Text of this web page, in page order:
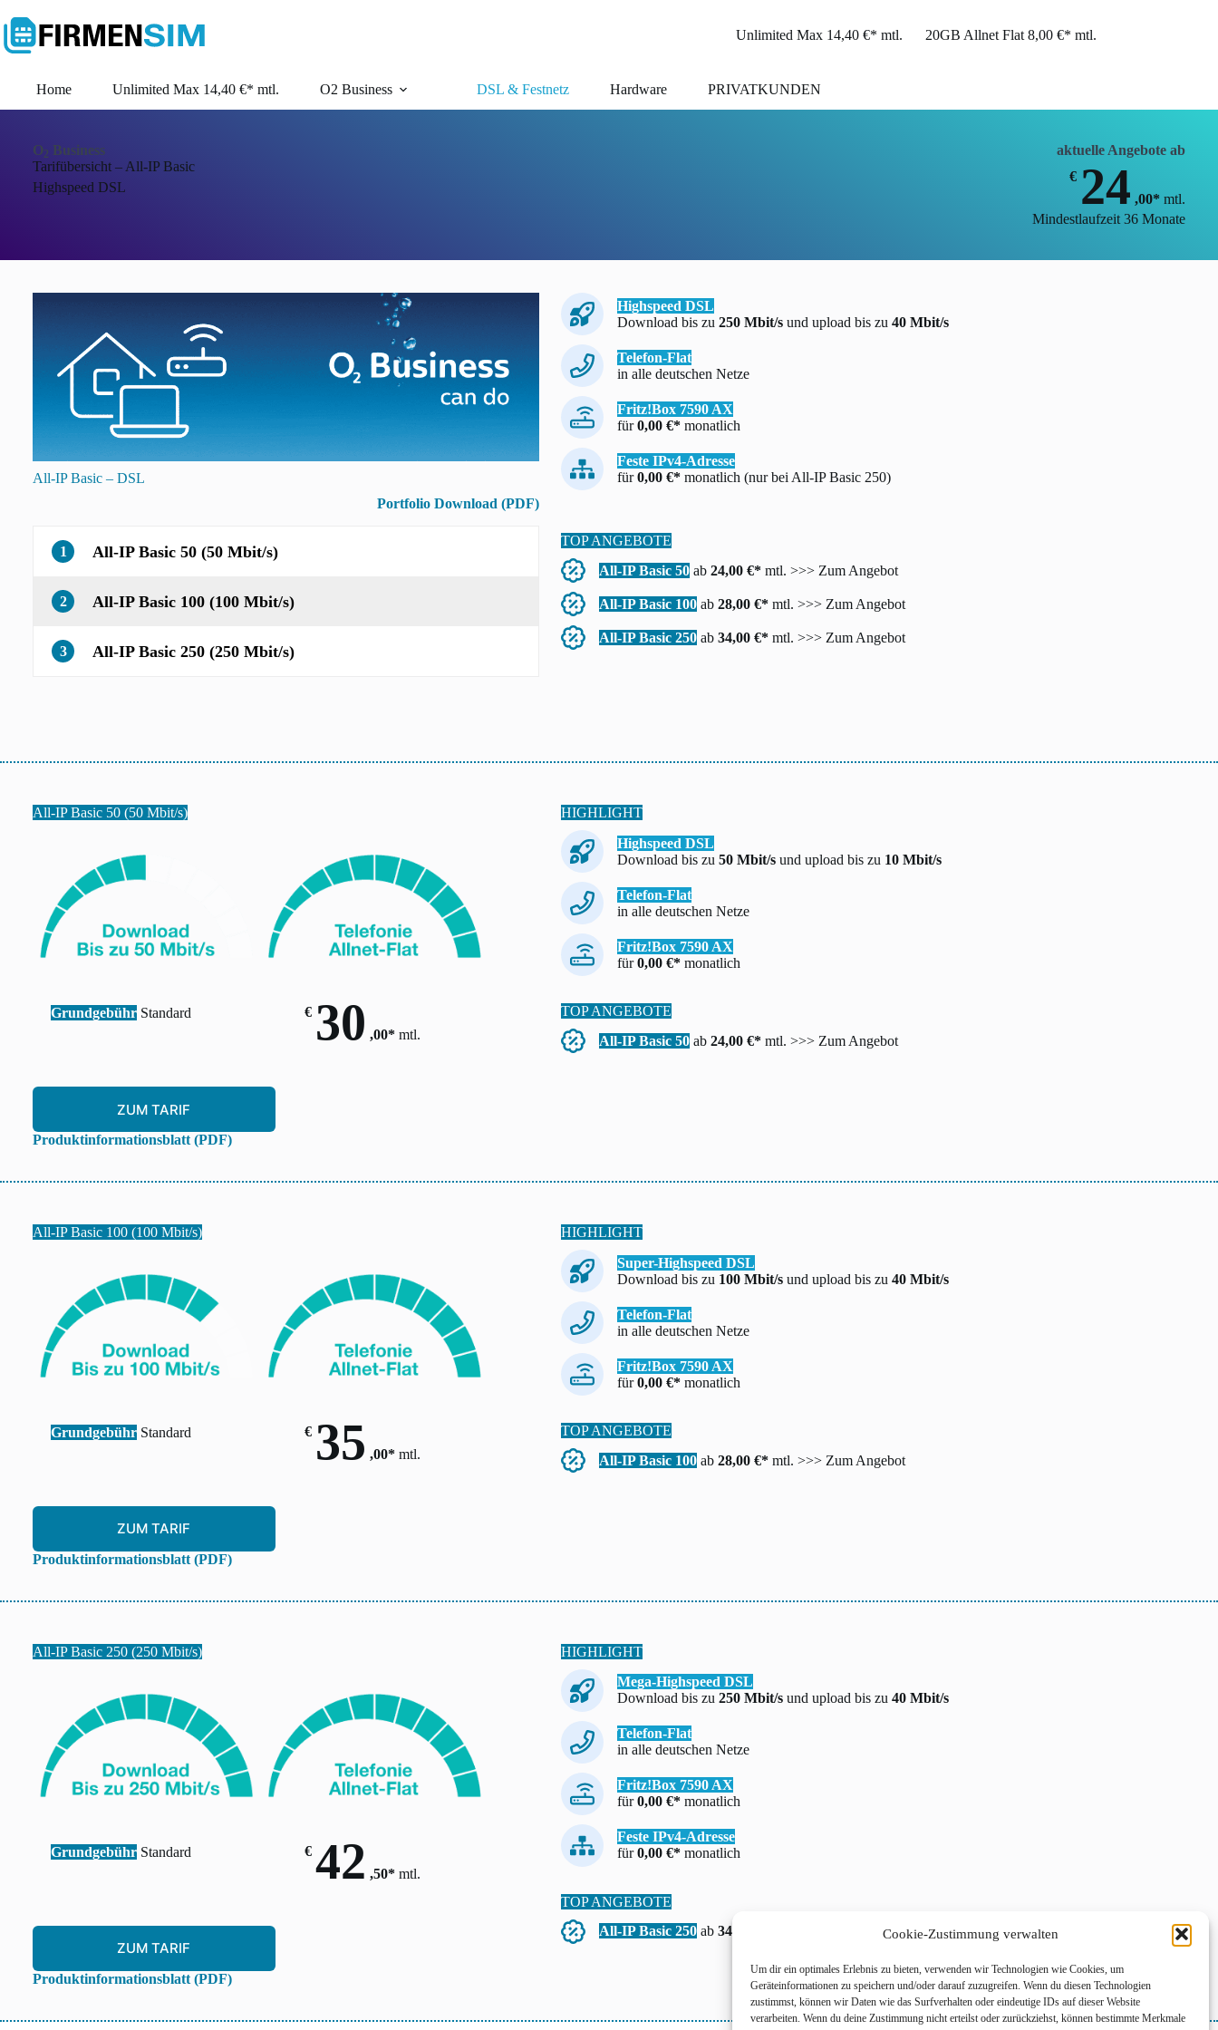
Cookie-Zustimmung verwalten
Um dir ein optimales Erlebnis zu bieten, verwenden wir Technologien wie Cookies, um
Geräteinformationen zu speichern und/oder darauf zuzugreifen. Wenn du diesen Technologien
zustimmst, können wir Daten wie das Surfverhalten oder eindeutige IDs auf dieser Website
verarbeiten. Wenn du deine Zustimmung nicht erteilst oder zurückziehst, können bestimmte Merkmale
Inhalt
springen
Unlimited Max 14,40 €* mtl. 20GB Allnet Flat 8,00 €* mtl.
Home Unlimited Max 14,40 €* mtl. O2 Business DSL & Festnetz Hardware PRIVATKUNDEN
O2 Business
Tarifübersicht – All-IP Basic
Highspeed DSL
aktuelle Angebote ab
€ 24 ,00* mtl.
Mindestlaufzeit 36 Monate
All-IP Basic – DSL
Portfolio Download (PDF)
1 All-IP Basic 50 (50 Mbit/s)
2 All-IP Basic 100 (100 Mbit/s)
3 All-IP Basic 250 (250 Mbit/s)
Highspeed DSL
Download bis zu250 Mbit/s und upload bis zu40 Mbit/s
Telefon-Flat
in alle deutschen Netze
Fritz!Box 7590 AX
für0,00 €* monatlich
Feste IPv4-Adresse
für0,00 €* monatlich (nur bei All-IP Basic 250)
TOP ANGEBOTE
All-IP Basic 50 ab24,00 €* mtl. >>> Zum Angebot
All-IP Basic 100 ab28,00 €* mtl. >>> Zum Angebot
All-IP Basic 250 ab34,00 €* mtl. >>> Zum Angebot
All-IP Basic 50 (50 Mbit/s)
Grundgebühr Standard € 30 ,00* mtl.
ZUM TARIF
Produktinformationsblatt (PDF)
HIGHLIGHT
Highspeed DSL
Download bis zu50 Mbit/s und upload bis zu 10 Mbit/s
Telefon-Flat
in alle deutschen Netze
Fritz!Box 7590 AX
für0,00 €* monatlich
TOP ANGEBOTE
All-IP Basic 50 ab24,00 €* mtl. >>> Zum Angebot
All-IP Basic 100 (100 Mbit/s)
Grundgebühr Standard € 35 ,00* mtl.
ZUM TARIF
Produktinformationsblatt (PDF)
HIGHLIGHT
Super-Highspeed DSL
Download bis zu 100 Mbit/s und upload bis zu40 Mbit/s
Telefon-Flat
in alle deutschen Netze
Fritz!Box 7590 AX
für0,00 €* monatlich
TOP ANGEBOTE
All-IP Basic 100 ab28,00 €* mtl. >>> Zum Angebot
All-IP Basic 250 (250 Mbit/s)
Grundgebühr Standard € 42 ,50* mtl.
ZUM TARIF
Produktinformationsblatt (PDF)
HIGHLIGHT
Mega-Highspeed DSL
Download bis zu250 Mbit/s und upload bis zu40 Mbit/s
Telefon-Flat
in alle deutschen Netze
Fritz!Box 7590 AX
für0,00 €* monatlich
Feste IPv4-Adresse
für0,00 €* monatlich
TOP ANGEBOTE
All-IP Basic 250 ab34,00 €* mtl. >>> Zum Angebot